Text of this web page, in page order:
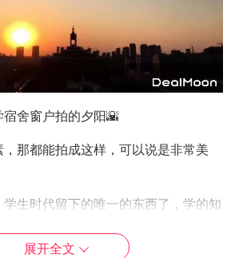
舍窗户拍的夕阳🌇
那都能拍成这样，可以说是非常美
生时代留下的唯一的东西了，学的知
展开全文